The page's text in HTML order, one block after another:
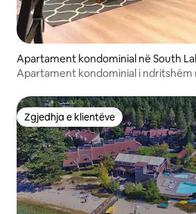
Apartament kondominial në South
e
Apartament kondominial i ndritshëm
Zgjedhja e klientëve
Zgjedhja e klientëve